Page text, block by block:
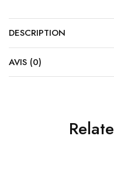
DESCRIPTION
AVIS (0)